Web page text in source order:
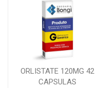
ORLISTATE 120MG 42
CAPSULAS